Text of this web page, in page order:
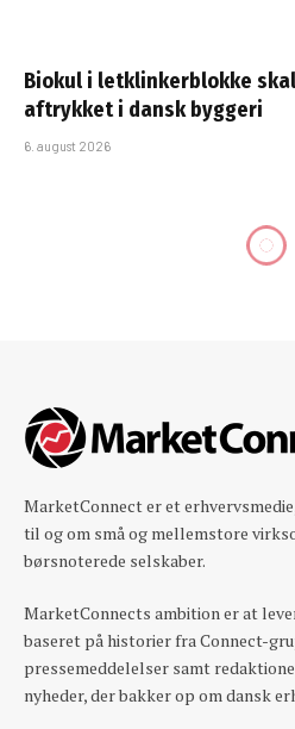
Biokul i letklinkerblokke skal
aftrykket i dansk byggeri
6. august 2026
MarketConnect er et
til og om små og mellemstore
børsnoterede selskaber.
MarketConnects ambition er at
baseret på historier fra Connect-
pressemeddelelser samt
nyheder, der bakker op om dansk